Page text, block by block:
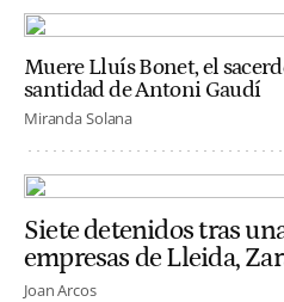
Muere Lluís Bonet, el
santidad de Antoni Gaudí
Miranda Solana
Siete detenidos tras
empresas de Lleida,
Joan Arcos